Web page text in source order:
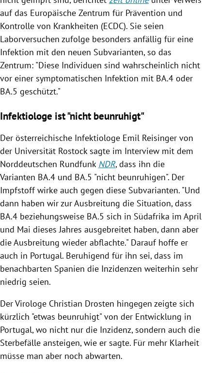
auf das Europäische Zentrum für Prävention und
Kontrolle von Krankheiten (ECDC). Sie seien
Laborversuchen zufolge besonders anfällig für eine
Infektion mit den neuen Subvarianten, so das
Zentrum: "Diese Individuen sind wahrscheinlich nicht
vor einer symptomatischen Infektion mit BA.4 oder
BA.5 geschützt."
Infektiologe ist "nicht beunruhigt"
Der österreichische Infektiologe Emil Reisinger von
der Universität Rostock sagte im Interview mit dem
Norddeutschen Rundfunk NDR, dass ihn die
Varianten BA.4 und BA.5 "nicht beunruhigen". Der
Impfstoff wirke auch gegen diese Subvarianten. "Und
dann haben wir zur Ausbreitung die Situation, dass
BA.4 beziehungsweise BA.5 sich in Südafrika im April
und Mai dieses Jahres ausgebreitet haben, dann aber
die Ausbreitung wieder abflachte." Darauf hoffe er
auch in Portugal. Beruhigend für ihn sei, dass im
benachbarten Spanien die Inzidenzen weiterhin sehr
niedrig seien.
Der Virologe Christian Drosten hingegen zeigte sich
kürzlich "etwas beunruhigt" von der Entwicklung in
Portugal, wo nicht nur die Inzidenz, sondern auch die
Sterbefälle ansteigen, wie er sagte. Für mehr Klarheit
müsse man aber noch abwarten.